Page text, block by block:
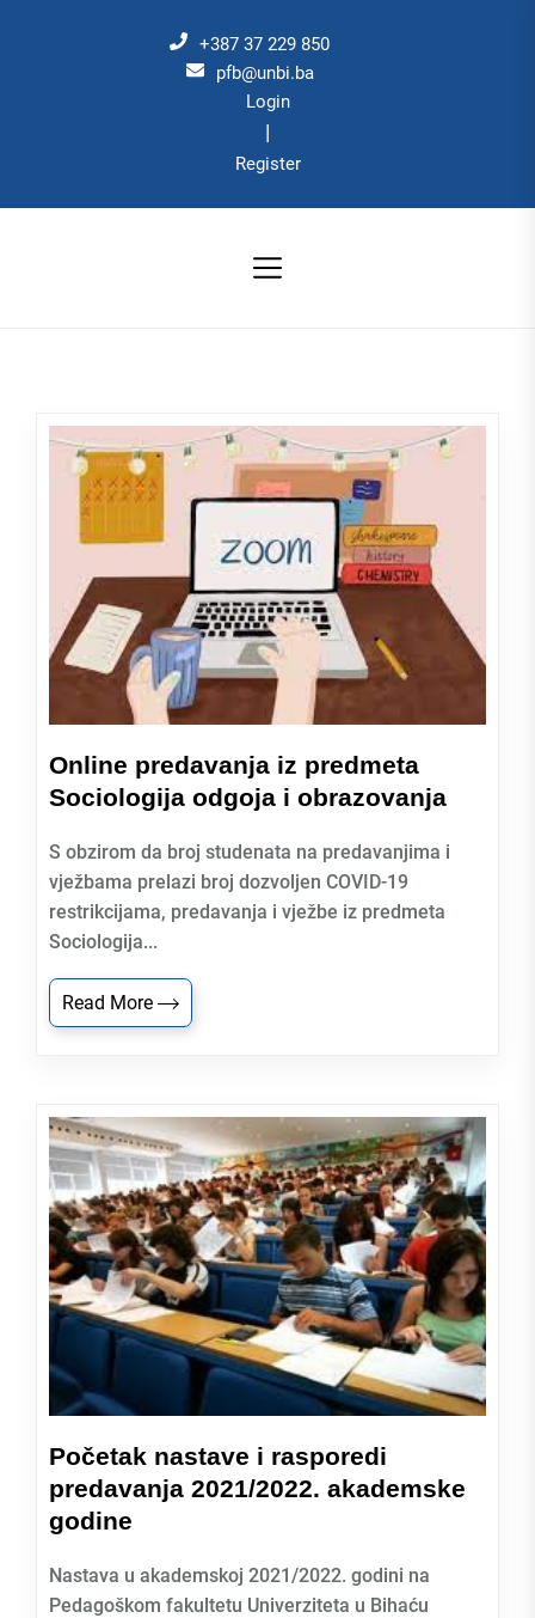
+387 37 229 850
pfb@unbi.ba
Login
|
Register
Online predavanja iz predmeta
Sociologija odgoja i obrazovanja
S obzirom da broj studenata na predavanjima i
vježbama prelazi broj dozvoljen COVID-19
restrikcijama, predavanja i vježbe iz predmeta
Sociologija...
Read More
Početak nastave i rasporedi
predavanja 2021/2022. akademske
godine
Nastava u akademskoj 2021/2022. godini na
Pedagoškom fakultetu Univerziteta u Bihaću